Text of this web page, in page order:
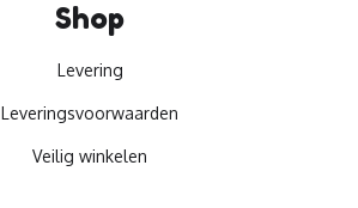
Shop
Levering
Leveringsvoorwaarden
Veilig winkelen